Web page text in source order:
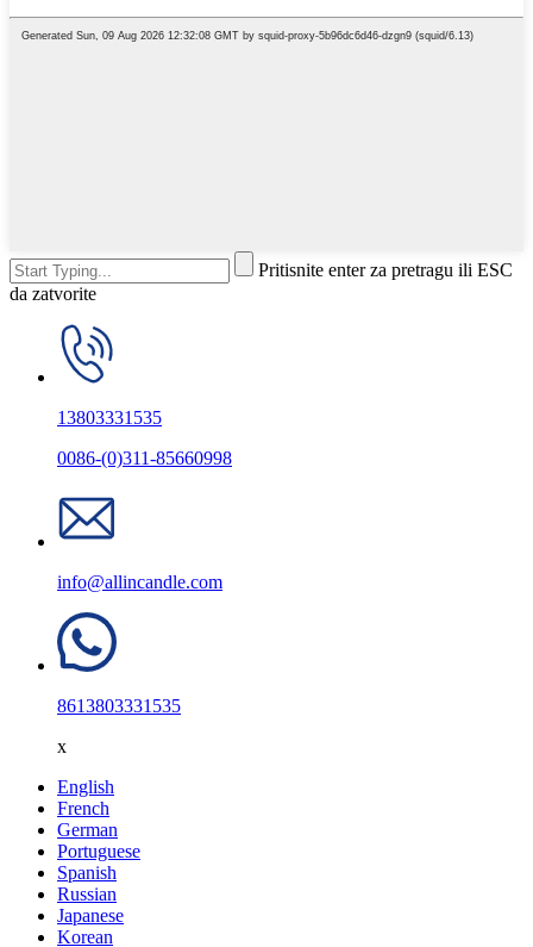
Pritisnite enter za pretragu ili ESC
da zatvorite
13803331535
0086-(0)311-85660998
info@allincandle.com
8613803331535
x
English
French
German
Portuguese
Spanish
Russian
Japanese
Korean